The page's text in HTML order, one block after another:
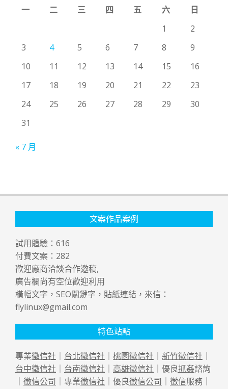
一
二 三 四 五 六
日
1
2
3
4 5 6 7 8
9
10
11 12 13 14 15
16
17
18 19 20 21 22
23
24
25 26 27 28 29
30
31
« 7 月
文案作品案例
試用體驗： 616
付費文案： 282
歡迎廠商洽談合作邀稿,
廣告欄尚有空位歡迎利用
橫幅文字，SEO關鍵字，貼紙連結，來信：
flylinux@gmail.com
特色站點
專業徵信社 ｜ 台北徵信社 ｜ 桃園徵信社 ｜ 新竹徵信社 ｜
台中徵信社 ｜ 台南徵信社 ｜ 高雄徵信社 ｜優良抓姦諮詢
｜ 徵信公司 ｜專業徵信社 ｜優良徵信公司 ｜ 徵信服務｜